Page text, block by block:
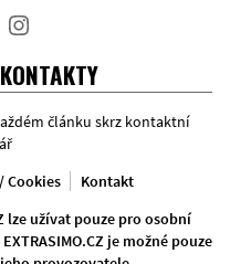
článku skrz kontaktní
Cookies
Kontakt
lze užívat pouze pro osobní
je možné pouze